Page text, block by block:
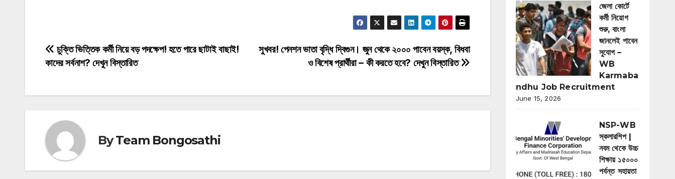
Post
navigation
সুখবর! পেনশন ভাতা বৃদ্ধি দ্বিগুন। জুন থেকে ২০০০ পাবেন বয়স্ক, বিধবা
ও বিশেষ প্রার্থীরা – কী করতে হবে? দেখুন বিস্তারিত
চুক্তি ভিত্তিক কর্মী নিয়ে বড় পদক্ষেপ! হতে পারে ছাটাই বাছাই!
কাদের সর্বনাশ? দেখুন বিস্তারিত
ByTeam Bongosathi
জেলা কোর্টে
কর্মী নিয়োগ
শুরু, বাংলা
জানলেই পাবেন
সুযোগ –
WB
Karmaba
ndhu Job Recruitment
June 15, 2026
NSP-WB
স্কলারশিপ |
নবম থেকে উচ্চ
শিক্ষায় ১৫০০০
পর্যন্ত সহায়তা